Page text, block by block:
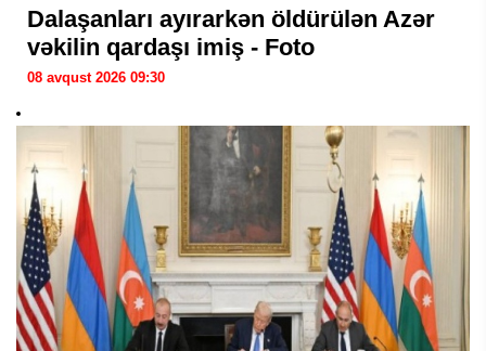
Dalaşanları ayırarkən öldürülən Azər
vəkilin qardaşı imiş - Foto
08 avqust 2026 09:30